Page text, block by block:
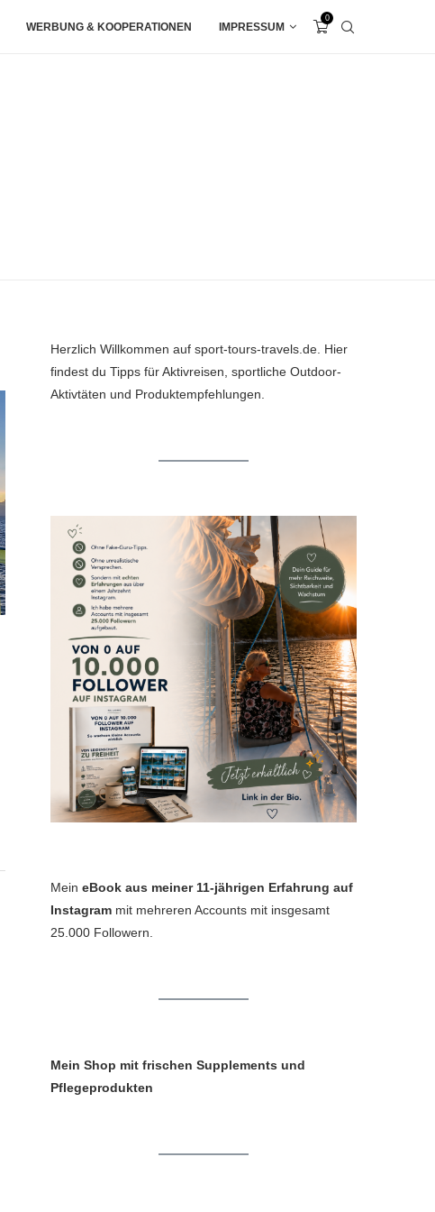
WERBUNG & KOOPERATIONEN IMPRESSUM
0
Herzlich Willkommen auf sport-tours-travels.de. Hier
findest du Tipps für Aktivreisen, sportliche Outdoor-
Aktivtäten und Produktempfehlungen.
Mein eBook aus meiner 11-jährigen Erfahrung auf
Instagram mit mehreren Accounts mit insgesamt
25.000 Followern.
Mein Shop mit frischen Supplements und
Pflegeprodukten